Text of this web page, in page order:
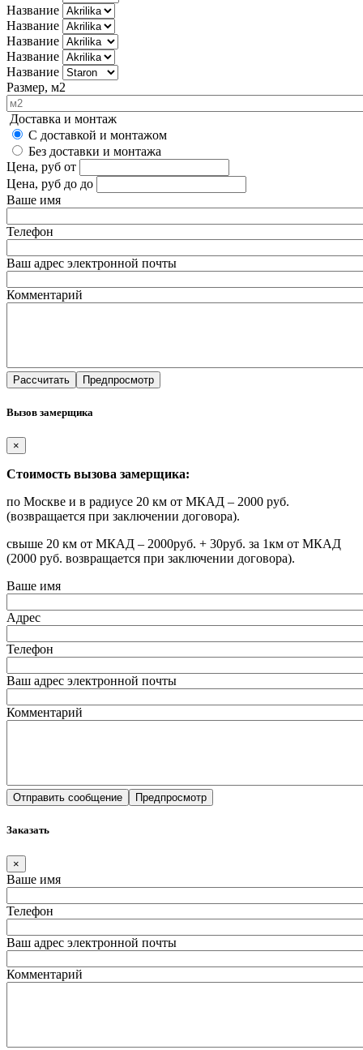
Название
Название
Название
Название
Название
Размер, м2
Доставка и монтаж
С доставкой и монтажом
Без доставки и монтажа
Цена, руб от
Цена, руб до до
Ваше имя
Телефон
Ваш адрес электронной почты
Комментарий
Вызов замерщика
×
Стоимость вызова замерщика:
по Москве и в радиусе 20 км от МКАД – 2000 руб.
(возвращается при заключении договора).
свыше 20 км от МКАД – 2000руб. + 30руб. за 1км от МКАД
(2000 руб. возвращается при заключении договора).
Ваше имя
Адрес
Телефон
Ваш адрес электронной почты
Комментарий
Заказать
×
Ваше имя
Телефон
Ваш адрес электронной почты
Комментарий